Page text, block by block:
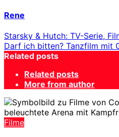
Rene
Starsky & Hutch: TV-Serie,
Darf ich bitten? Tanzfilm mit
Related posts
Related posts
More from author
Filme